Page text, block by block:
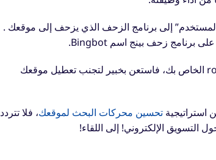
إلى برنامج الزحف الذي يزحف إلى موقعك .
إذا لم تكن متأكدًا من كيفية تحديد المشاكل أو إجراء تغييرات على ملف robots.txt الخاص بك، فاستعن بخبير لتجنب تعطيل موقعك
تحسين محركات البحث لموقعك، فلا تتردد
التسويق الإلكتروني! إلى اللقاء!